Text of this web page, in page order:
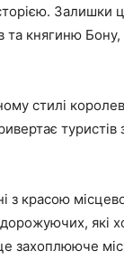
Залишки
та княгиню
стилі
з красою
які
захоплююче